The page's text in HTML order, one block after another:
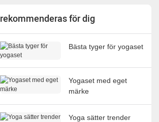
rekommenderas för dig
Bästa tyger för yogaset
Yogaset med eget
märke
Yoga sätter trender